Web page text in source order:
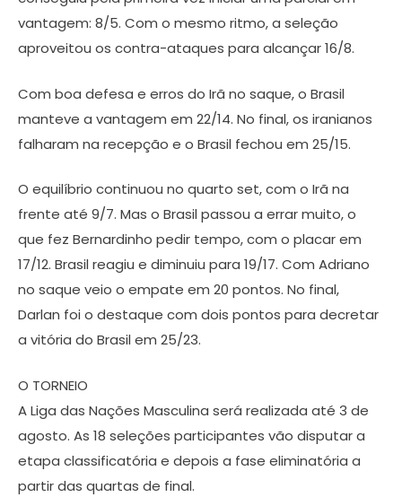
vantagem: 8/5. Com o mesmo ritmo, a seleção
aproveitou os contra-ataques para alcançar 16/8.
Com boa defesa e erros do Irã no saque, o Brasil
manteve a vantagem em 22/14. No final, os iranianos
falharam na recepção e o Brasil fechou em 25/15.
O equilíbrio continuou no quarto set, com o Irã na
frente até 9/7. Mas o Brasil passou a errar muito, o
que fez Bernardinho pedir tempo, com o placar em
17/12. Brasil reagiu e diminuiu para 19/17. Com Adriano
no saque veio o empate em 20 pontos. No final,
Darlan foi o destaque com dois pontos para decretar
a vitória do Brasil em 25/23.
O TORNEIO
A Liga das Nações Masculina será realizada até 3 de
agosto. As 18 seleções participantes vão disputar a
etapa classificatória e depois a fase eliminatória a
partir das quartas de final.